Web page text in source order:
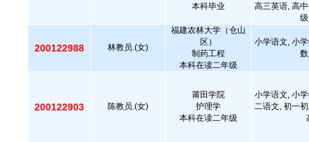
本科毕业
高三英语, 高
200122988 林教员.(女)
福建农林大学（仓山
区）
制药工程
本科在读二年级
小学语文, 小
200122903 陈教员.(女)
莆田学院
护理学
本科在读二年级
小学语文, 小
二语文, 初一